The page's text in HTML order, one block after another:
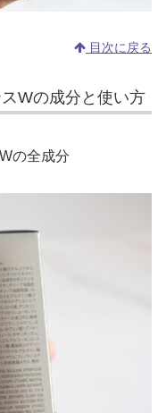
目次に戻る
Wの成分と使い方
の全成分